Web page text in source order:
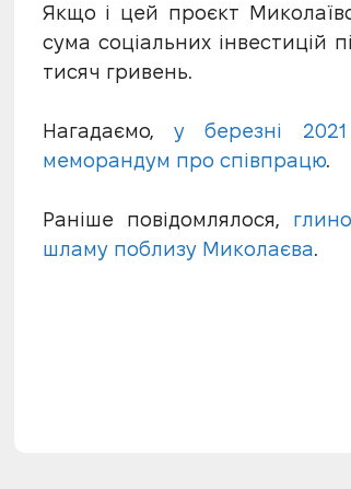
Якщо і цей проєкт
сума соціальних інвестицій
тисяч гривень.
Нагадаємо,у березні
меморандум про співпрацю.
Раніше повідомлялося,
шламу поблизу Миколаєва